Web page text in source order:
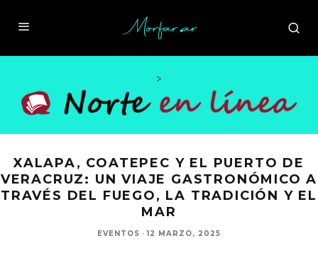
>
XALAPA, COATEPEC Y EL PUERTO DE
VERACRUZ: UN VIAJE GASTRONÓMICO A
TRAVÉS DEL FUEGO, LA TRADICIÓN Y EL
MAR
EVENTOS · 12 MARZO, 2025